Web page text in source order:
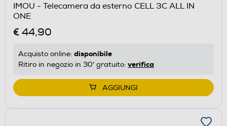
IMOU - Telecamera da esterno CELL 3C ALL IN
ONE
€ 44,90
Acquisto online: disponibile
Ritiro in negozio in 30' gratuito: verifica
AGGIUNGI